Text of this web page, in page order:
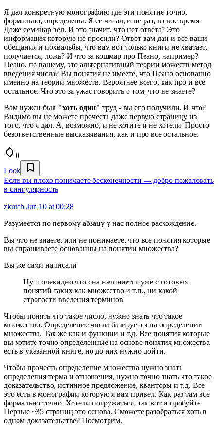
Я дал конкретную монографию где эти понятие точно,
формально, определены. Я ее читал, и не раз, в свое время.
Даже семинар вел. И это значит, что нет ответа? Это
информация которую не просили? Ответ вам дан и все ваши
обещания и похвальбы, что вам вот только книги не хватает,
получается, ложь? И что за кошмар про Пеано, например?
Пеано, по вашему, это альтернативный теории можеств метод
введения числа? Вы понятия не имеете, что Пеано основанно
именно на теории множеств. Вероятнее всего, как про и все
остальное. Что это за ужас говорить о том, что не знаете?
Вам нужен был "хоть один" труд - вы его получили. И что?
Видимо вы не можете прочесть даже первую страницу из
того, что я дал. А, возможно, и не хотите и не хотели. Просто
безответственные высказывания, как и про все остальное.
0
Look
Если вы плохо понимаете бесконечности — добро пожаловать
в сингулярность
zkutch Jun 10 at 00:28
Разумеется по первому абзацу у нас полное расхождение.
Вы что не знаете, или не понимаете, что все понятия которые
вы спрашиваете основанны на понятии множества?
Вы же сами написали
Ну и очевидно что она начинается уже с готовых
понятий таких как множество и т.п., ни какой
строгости введения терминов
Чтобы понять что такое число, нужно знать что такое
множество. Определение числа базируется на определении
множества. Так же как и функции и т.д. Все понятия которые
вы хотите точно определенные на основе понятия множества
есть в указанной книге, но до них нужно дойти.
Чтобы прочесть определение множества нужно знать
определения терма и отношения, нужно точно знать что такое
доказательство, истинное предложение, кванторы и т.д. Все
это есть в монографии которую я вам привел. Как раз там все
формально точно. Хотели погружаться, так вот и пробуйте.
Первые ~35 страниц это основа. Сможете разобраться хоть в
одном доказательстве? Посмотрим.